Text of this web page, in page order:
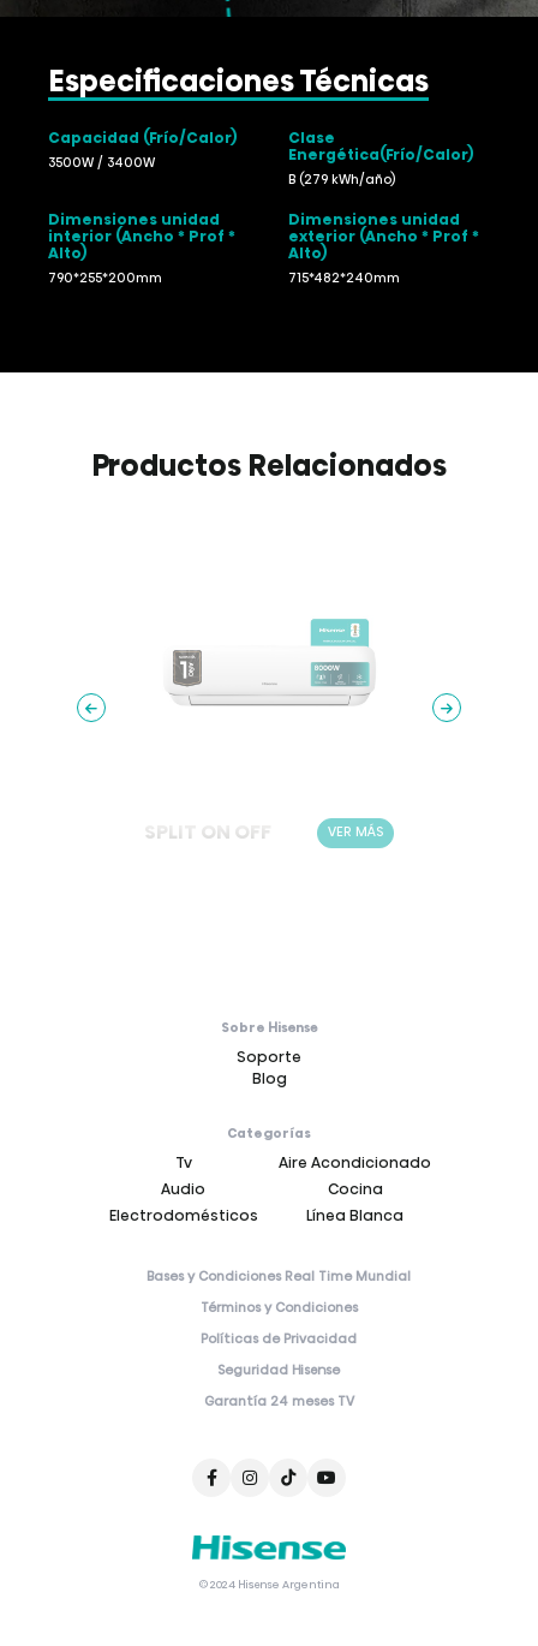
Especificaciones Técnicas
Capacidad (Frío/Calor)
3500W / 3400W
Clase
Energética(Frío/Calor)
B (279 kWh/año)
Dimensiones unidad
interior (Ancho * Prof *
Alto)
790*255*200mm
Dimensiones unidad
exterior (Ancho * Prof *
Alto)
715*482*240mm
Productos Relacionados
SPLIT ON OFF VER MÁS
Sobre Hisense
Soporte
Blog
Categorías
Tv
Aire Acondicionado
Audio
Cocina
Electrodomésticos
Línea Blanca
Bases y Condiciones Real Time Mundial
Términos y Condiciones
Políticas de Privacidad
Seguridad Hisense
Garantía 24 meses TV
© 2024 Hisense Argentina